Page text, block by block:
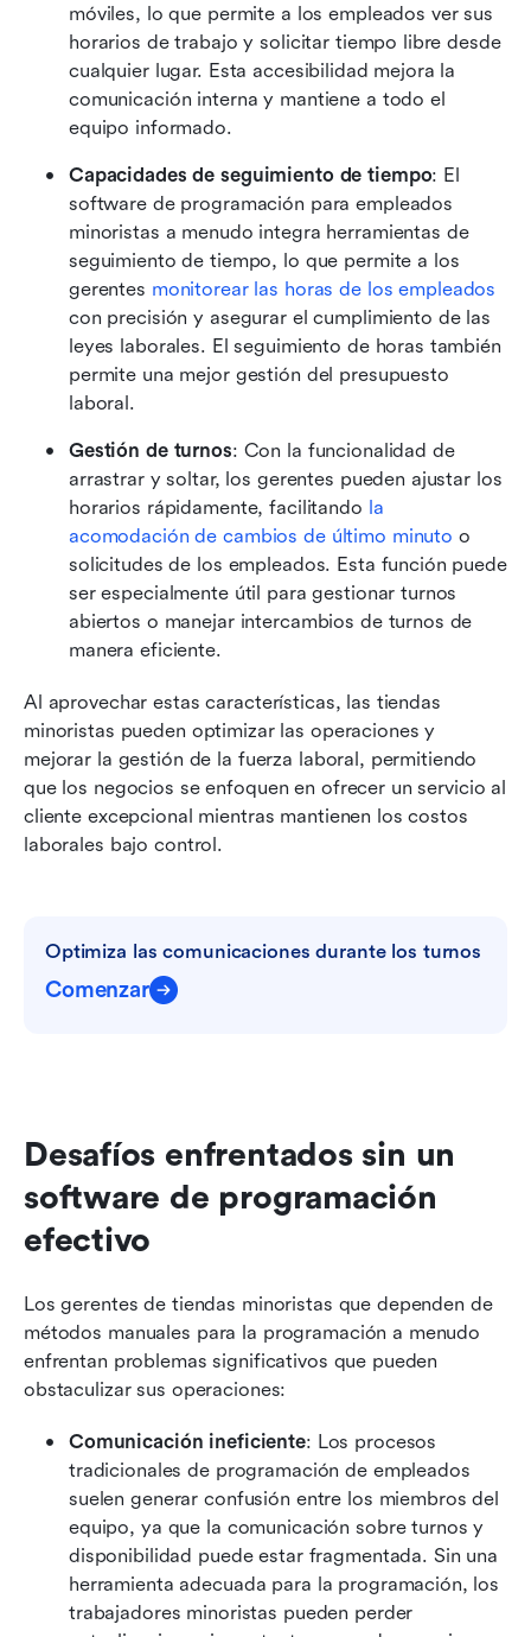
móviles, lo que permite a los empleados ver sus
horarios de trabajo y solicitar tiempo libre desde
cualquier lugar. Esta accesibilidad mejora la
comunicación interna y mantiene a todo el
equipo informado.
Capacidades de seguimiento de tiempo: El
software de programación para empleados
minoristas a menudo integra herramientas de
seguimiento de tiempo, lo que permite a los
gerentes monitorear las horas de los empleados
con precisión y asegurar el cumplimiento de las
leyes laborales. El seguimiento de horas también
permite una mejor gestión del presupuesto
laboral.
Gestión de turnos: Con la funcionalidad de
arrastrar y soltar, los gerentes pueden ajustar los
horarios rápidamente, facilitando la
acomodación de cambios de último minuto o
solicitudes de los empleados. Esta función puede
ser especialmente útil para gestionar turnos
abiertos o manejar intercambios de turnos de
manera eficiente.
Al aprovechar estas características, las tiendas
minoristas pueden optimizar las operaciones y
mejorar la gestión de la fuerza laboral, permitiendo
que los negocios se enfoquen en ofrecer un servicio al
cliente excepcional mientras mantienen los costos
laborales bajo control.
Optimiza las comunicaciones durante los turnos
Comenzar
Desafíos enfrentados sin un
software de programación
efectivo
Los gerentes de tiendas minoristas que dependen de
métodos manuales para la programación a menudo
enfrentan problemas significativos que pueden
obstaculizar sus operaciones:
Comunicación ineficiente: Los procesos
tradicionales de programación de empleados
suelen generar confusión entre los miembros del
equipo, ya que la comunicación sobre turnos y
disponibilidad puede estar fragmentada. Sin una
herramienta adecuada para la programación, los
trabajadores minoristas pueden perder